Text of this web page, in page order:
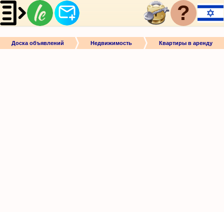
?
Доска объявлений Недвижимость Квартиры в аренду